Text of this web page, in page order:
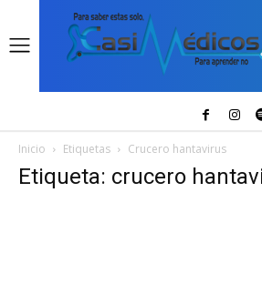
Inicio Etiquetas Crucero hantavirus
Etiqueta: crucero